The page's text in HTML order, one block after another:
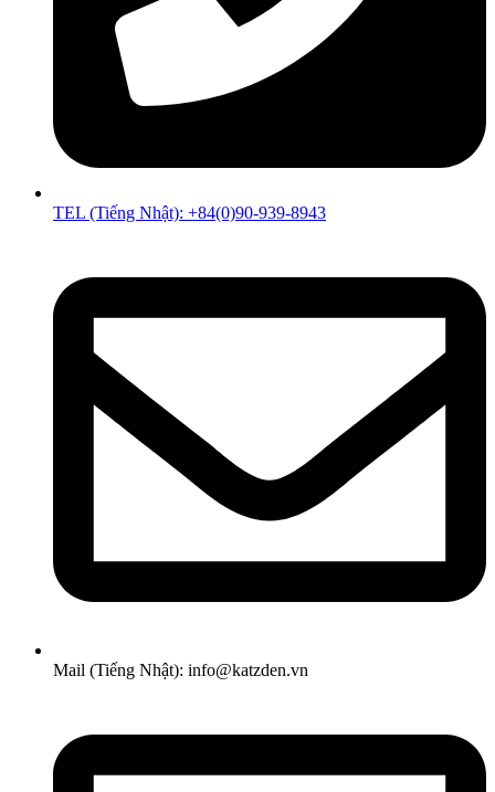
TEL (Tiếng Nhật): +84(0)90-939-8943
Mail (Tiếng Nhật): info@katzden.vn